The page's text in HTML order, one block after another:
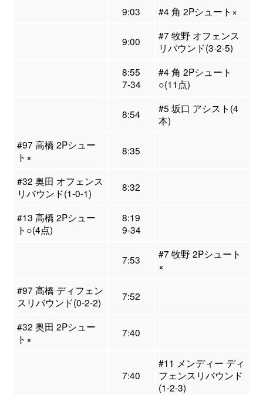
9:03 #4 角 2Pシュート×
9:00
#7 牧野 オフェンス
リバウンド(3-2-5)
8:55
7-34
#4 角 2Pシュート
○(11点)
8:54
#5 坂口 アシスト(4
本)
#97 高橋 2Pシュー
ト×
8:35
#32 奥田 オフェンス
リバウンド(1-0-1)
8:32
#13 高橋 2Pシュー
ト○(4点)
8:19
9-34
7:53
#7 牧野 2Pシュート
×
#97 高橋 ディフェン
スリバウンド(0-2-2)
7:52
#32 奥田 2Pシュー
ト×
7:40
7:40
#11 メンディー ディ
フェンスリバウンド
(1-2-3)